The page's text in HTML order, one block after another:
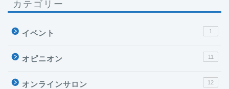
カテゴリー
イベント 1
オピニオン 11
オンラインサロン 12